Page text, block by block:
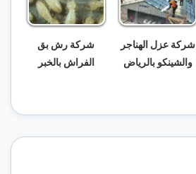
شركة عزل الهناجر
والشينكو بالرياض
شركة رش بق
الفراش بالخبر